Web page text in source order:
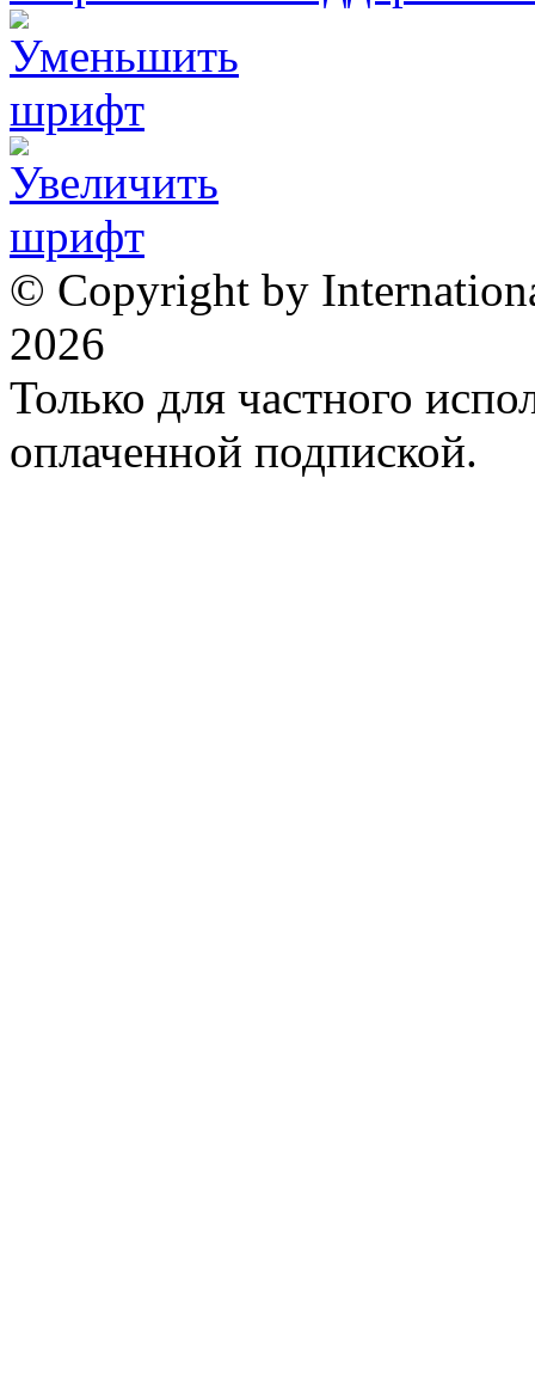
© Copyright by
2026
Только для частного
оплаченной подпиской.